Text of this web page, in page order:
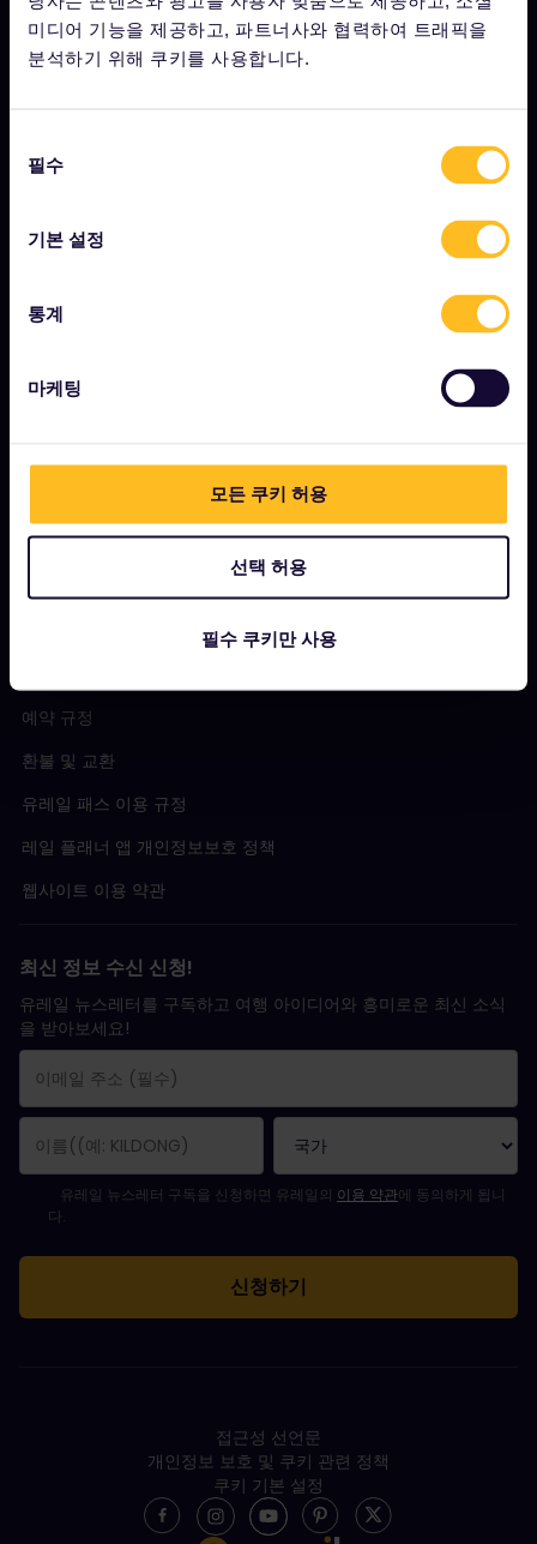
미디어 기능을 제공하고, 파트너사와 협력하여 트래픽을
분석하기 위해 쿠키를 사용합니다.
필수
기본 설정
통계
마케팅
모든 쿠키 허용
선택 허용
필수 쿠키만 사용
회사 소개
채용
제휴사 신청
시작하기
패스 이용 방법
지속 가능한 관광
예약 규정
환불 및 교환
유레일 패스 이용 규정
레일 플래너 앱 개인정보보호 정책
웹사이트 이용 약관
최신 정보 수신 신청!
유레일 뉴스레터를 구독하고 여행 아이디어와 흥미로운 최신 소식
을 받아보세요!
구독 신청이 완료되었습니다.
이메일 주소는 필수 항목입니다.
유효하지 않은 이메일 주소입니다!
뉴스레터를 구독하는 중 오류가 발생했습니다. 나중에 다시 시도해 주세요.
귀하는 이미 이 뉴스레터를 구독했습니다!
뉴스레터 구독을 위해서는 이용 약관에 동의하셔야 합니다.
유레일 뉴스레터 구독을 신청하면 유레일의 이용 약관에 동의하게 됩니
다.
접근성 선언문
개인정보 보호 및 쿠키 관련 정책
쿠키 기본 설정